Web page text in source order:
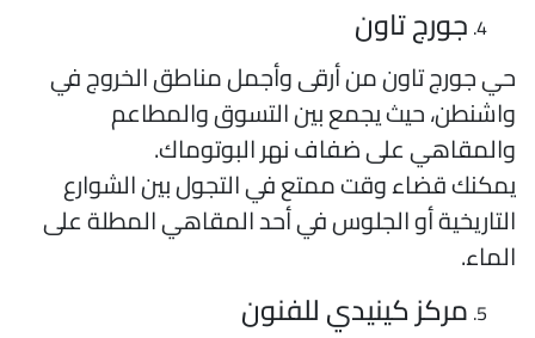
جورج تاون
جورج تاون من أرقى وأجمل مناطق الخروج في
حيث يجمع بين التسوق والمطاعم
على ضفاف نهر البوتوماك.
قضاء وقت ممتع في التجول بين الشوارع
أو الجلوس في أحد المقاهي المطلة على
مركز كينيدي للفنون